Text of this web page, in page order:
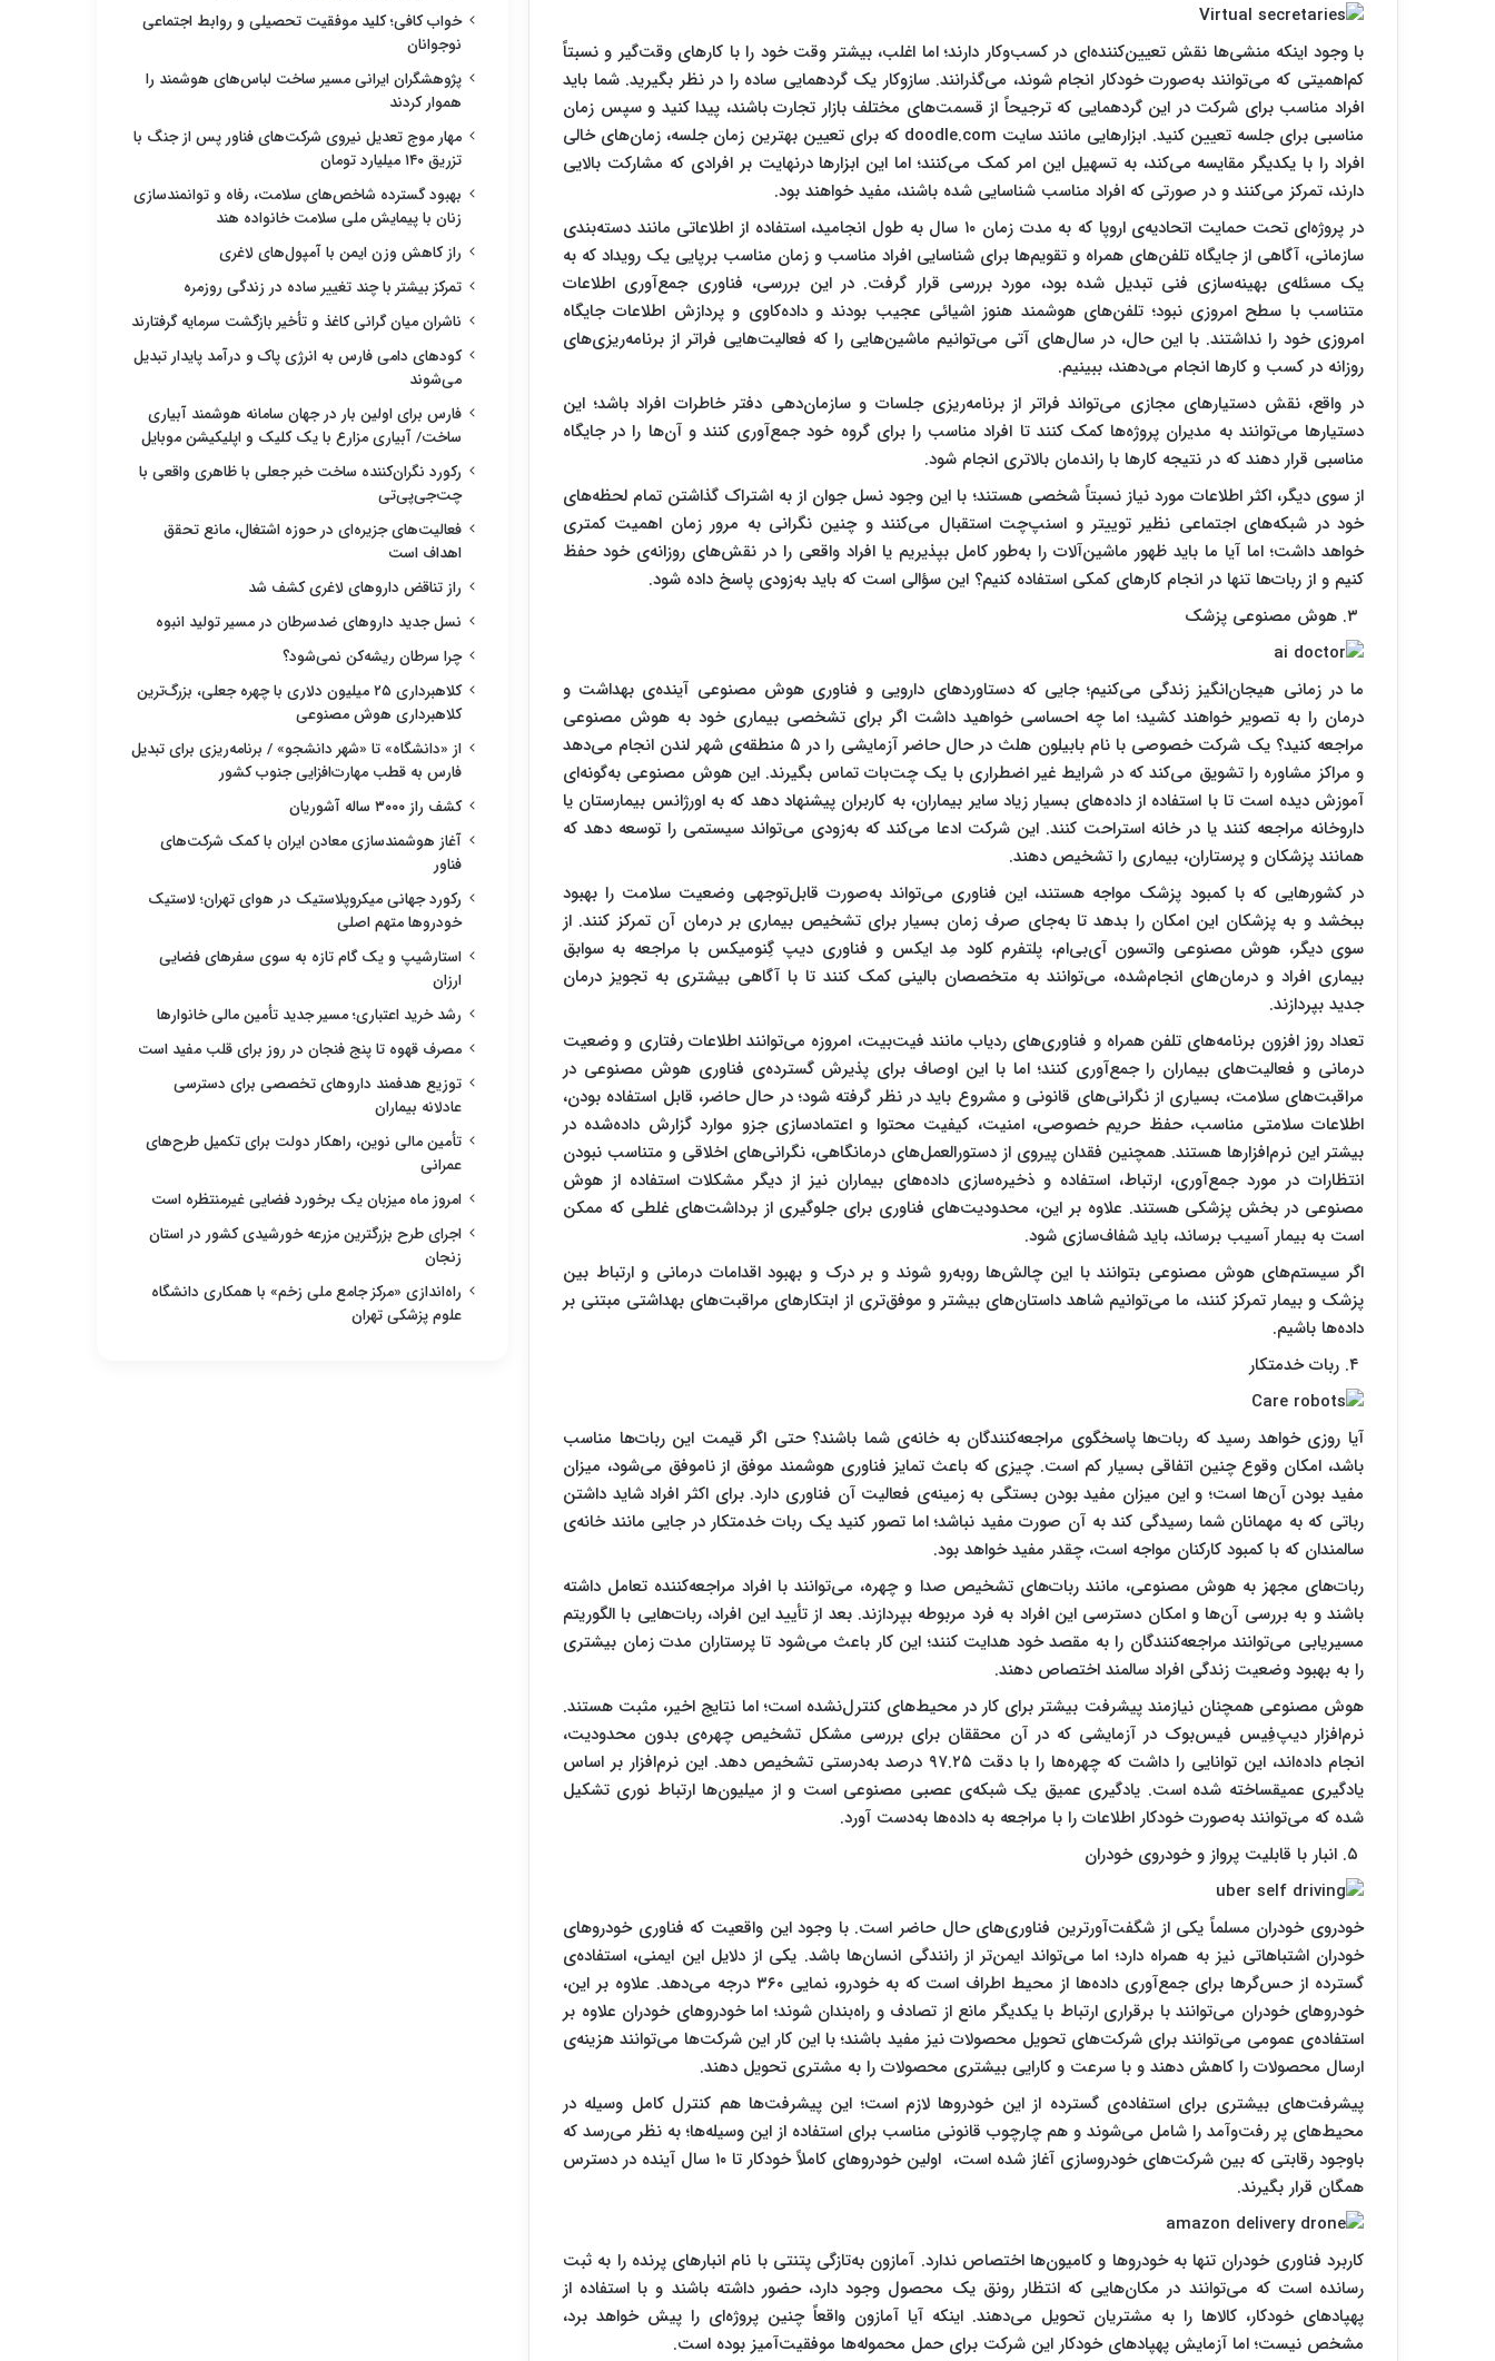
با وجود اینکه منشی‌ها نقش تعیین‌کننده‌ای در کسب‌وکار دارند؛ اما اغلب، بیشتر وقت خود را با کارهای وقت‌گیر و نسبتاً
کم‌اهمیتی که می‌توانند به‌صورت خودکار انجام شوند، می‌گذرانند. سازوکار یک گردهمایی ساده را در نظر بگیرید. شما باید
افراد مناسب برای شرکت در این گردهمایی که ترجیحاً از قسمت‌های مختلف بازار تجارت باشند، پیدا کنید و سپس زمان
مناسبی برای جلسه تعیین کنید. ابزارهایی مانند سایت doodle.com که برای تعیین بهترین زمان جلسه، زمان‌های خالی
افراد را با یکدیگر مقایسه می‌کند، به تسهیل این امر کمک می‌کنند؛ اما این ابزارها درنهایت بر افرادی که مشارکت بالایی
دارند، تمرکز می‌کنند و در صورتی که افراد مناسب شناسایی شده باشند، مفید خواهند بود.
در پروژه‌ای تحت حمایت اتحادیه‌ی اروپا که به مدت زمان ۱۰ سال به طول انجامید، استفاده از اطلاعاتی مانند دسته‌بندی
سازمانی، آگاهی از جایگاه تلفن‌های همراه و تقویم‌ها برای شناسایی افراد مناسب و زمان مناسب برپایی یک رویداد که به
یک مسئله‌ی بهینه‌سازی فنی تبدیل شده بود، مورد بررسی قرار گرفت. در این بررسی، فناوری جمع‌آوری اطلاعات
متناسب با سطح امروزی نبود؛ تلفن‌های هوشمند هنوز اشیائی عجیب بودند و داده‌کاوی و پردازش اطلاعات جایگاه
امروزی خود را نداشتند. با این حال، در سال‌های آتی می‌توانیم ماشین‌هایی را که فعالیت‌هایی فراتر از برنامه‌ریزی‌های
روزانه در کسب و کارها انجام می‌دهند، ببینیم.
در واقع، نقش دستیارهای مجازی می‌تواند فراتر از برنامه‌ریزی جلسات و سازمان‌دهی دفتر خاطرات افراد باشد؛ این
دستیارها می‌توانند به مدیران پروژه‌ها کمک کنند تا افراد مناسب را برای گروه خود جمع‌آوری کنند و آن‌ها را در جایگاه
مناسبی قرار دهند که در نتیجه کارها با راندمان بالاتری انجام شود.
از سوی دیگر، اکثر اطلاعات مورد نیاز نسبتاً شخصی هستند؛ با این وجود نسل جوان از به اشتراک گذاشتن تمام لحظه‌های
خود در شبکه‌های اجتماعی نظیر توییتر و اسنپ‌چت استقبال می‌کنند و چنین نگرانی‌ به‌ مرور زمان اهمیت کمتری
خواهد داشت؛ اما آیا ما باید ظهور ماشین‌آلات را به‌طور کامل بپذیریم یا افراد واقعی را در نقش‌های روزانه‌ی خود حفظ
کنیم و از ربات‌ها تنها در انجام کارهای کمکی استفاده کنیم؟ این سؤالی است که باید به‌زودی پاسخ داده شود.
ما در زمانی هیجان‌انگیز زندگی می‌کنیم؛ جایی که دستاوردهای دارویی و فناوری هوش مصنوعی آینده‌ی بهداشت و
درمان را به تصویر خواهند کشید؛ اما چه احساسی خواهید داشت اگر برای تشخصی بیماری خود به هوش مصنوعی
مراجعه کنید؟ یک شرکت خصوصی با نام بابیلون هلث در حال حاضر آزمایشی را در ۵ منطقه‌ی شهر لندن انجام می‌دهد
و مراکز مشاوره را تشویق می‌کند که در شرایط غیر اضطراری با یک چت‌بات تماس بگیرند. این هوش مصنوعی به‌گونه‌ای
آموزش دیده است تا با استفاده از داده‌های بسیار زیاد سایر بیماران، به کاربران پیشنهاد دهد که به اورژانس بیمارستان یا
داروخانه مراجعه کنند یا در خانه استراحت کنند. این شرکت ادعا می‌کند که به‌زودی می‌تواند سیستمی را توسعه دهد که
همانند پزشکان و پرستاران، بیماری را تشخیص دهند.
در کشورهایی که با کمبود پزشک مواجه هستند، این فناوری می‌تواند به‌صورت قابل‌توجهی وضعیت سلامت را بهبود
ببخشد و به پزشکان این امکان را بدهد تا به‌جای صرف زمان بسیار برای تشخیص بیماری بر درمان آن تمرکز کنند. از
سوی دیگر، هوش مصنوعی واتسون آی‌بی‌ام، پلتفرم کلود مِد ایکس و فناوری دیپ گِنومیکس با مراجعه به سوابق
بیماری افراد و درمان‌های انجام‌شده، می‌توانند به متخصصان بالینی کمک کنند تا با آگاهی بیشتری به تجویز درمان
جدید بپردازند.
تعداد روز افزون برنامه‌های تلفن همراه و فناوری‌های ردیاب مانند فیت‌بیت، امروزه می‌توانند اطلاعات رفتاری و وضعیت
درمانی و فعالیت‌های بیماران را جمع‌آوری کنند؛ اما با این اوصاف برای پذیرش گسترده‌ی فناوری هوش مصنوعی در
مراقبت‌های سلامت، بسیاری از نگرانی‌های قانونی و مشروع باید در نظر گرفته شود؛ در حال حاضر، قابل استفاده بودن،
اطلاعات سلامتی مناسب، حفظ حریم خصوصی، امنیت، کیفیت محتوا و اعتمادسازی جزو موارد گزارش داده‌شده در
بیشتر این نرم‌افزارها هستند. همچنین فقدان پیروی از دستورالعمل‌های درمانگاهی، نگرانی‌های اخلاقی و متناسب نبودن
انتظارات در مورد جمع‌آوری، ارتباط، استفاده و ذخیره‌سازی داده‌های بیماران نیز از دیگر مشکلات استفاده از هوش
مصنوعی در بخش پزشکی هستند. علاوه بر این، محدودیت‌های فناوری برای جلوگیری از برداشت‌های غلطی که ممکن
است به بیمار آسیب برساند، باید شفاف‌سازی شود.
اگر سیستم‌های هوش مصنوعی بتوانند با این چالش‌ها روبه‌رو شوند و بر درک و بهبود اقدامات درمانی و ارتباط بین
پزشک و بیمار تمرکز کنند، ما می‌توانیم شاهد داستان‌های بیشتر و موفق‌تری از ابتکارهای مراقبت‌های بهداشتی مبتنی بر
داده‌ها باشیم.
آیا روزی خواهد رسید که ربات‌ها پاسخگوی مراجعه‌کنندگان به خانه‌ی شما باشند؟ حتی اگر قیمت این ربات‌ها مناسب
باشد، امکان وقوع چنین اتفاقی بسیار کم است. چیزی که باعث تمایز فناوری هوشمند موفق از ناموفق می‌شود، میزان
مفید بودن آن‌ها است؛ و این میزان مفید بودن بستگی به زمینه‌ی فعالیت آن فناوری دارد. برای اکثر افراد شاید داشتن
رباتی که به مهمانان شما رسیدگی کند به آن صورت مفید نباشد؛ اما تصور کنید یک ربات خدمتکار در جایی مانند خانه‌ی
سالمندان که با کمبود کارکنان مواجه است، چقدر مفید خواهد بود.
ربات‌های مجهز به هوش مصنوعی، مانند ربات‌های تشخیص صدا و چهره، می‌توانند با افراد مراجعه‌کننده تعامل داشته
باشند و به بررسی آن‌ها و امکان دسترسی این افراد به فرد مربوطه بپردازند. بعد از تأیید این افراد، ربات‌هایی با الگوریتم
مسیریابی می‌توانند مراجعه‌کنندگان را به مقصد خود هدایت کنند؛ این کار باعث می‌شود تا پرستاران مدت زمان بیشتری
را به بهبود وضعیت زندگی افراد سالمند اختصاص دهند.
هوش مصنوعی همچنان نیازمند پیشرفت بیشتر برای کار در محیط‌های کنترل‌نشده است؛ اما نتایج اخیر، مثبت هستند.
نرم‌افزار دیپ‌فِیس فیس‌بوک در آزمایشی که در آن محققان برای بررسی مشکل تشخیص چهره‌ی بدون محدودیت،
انجام داده‌اند، این توانایی را داشت که چهره‌ها را با دقت ۹۷.۲۵ درصد به‌درستی تشخیص دهد. این نرم‌افزار بر اساس
یادگیری عمیقساخته شده است. یادگیری عمیق یک شبکه‌ی عصبی مصنوعی است و از میلیون‌ها ارتباط نوری تشکیل
شده که می‌توانند به‌صورت خودکار اطلاعات را با مراجعه به داده‌ها به‌دست آورد.
خودروی خودران مسلماً یکی از شگفت‌آورترین فناوری‌های حال حاضر است. با وجود این واقعیت که فناوری خودروهای
خودران اشتباهاتی نیز به همراه دارد؛ اما می‌تواند ایمن‌تر از رانندگی انسان‌ها باشد. یکی از دلایل این ایمنی، استفاده‌ی
گسترده از حس‌گرها برای جمع‌آوری داده‌ها از محیط اطراف است که به خودرو، نمایی ۳۶۰ درجه می‌دهد. علاوه بر این،
خودروهای خودران می‌توانند با برقراری ارتباط با یکدیگر مانع از تصادف و راه‌بندان ‌شوند؛ اما خودروهای خودران علاوه بر
استفاده‌ی عمومی می‌توانند برای شرکت‌های تحویل محصولات نیز مفید باشند؛ با این کار این شرکت‌ها می‌توانند هزینه‌ی
ارسال محصولات را کاهش دهند و با سرعت و کارایی بیشتری محصولات را به مشتری تحویل دهند.
پیشرفت‌های بیشتری برای استفاده‌ی گسترده از این خودروها لازم است؛ این پیشرفت‌ها هم کنترل کامل وسیله در
محیط‌های پر رفت‌وآمد را شامل می‌شوند و هم چارچوب قانونی مناسب برای استفاده از این وسیله‌ها؛ به نظر می‌رسد که
باوجود رقابتی که بین شرکت‌های خودروسازی آغاز شده است، اولین خودروهای کاملاً خودکار تا ۱۰ سال آینده در دسترس
همگان قرار بگیرند.
کاربرد فناوری خودران تنها به خودروها و کامیون‌ها اختصاص ندارد. آمازون به‌تازگی پتنتی با نام انبارهای پرنده را به ثبت
رسانده است که می‌توانند در مکان‌هایی که انتظار رونق یک محصول وجود دارد، حضور داشته باشند و با استفاده از
پهپادهای خودکار، کالاها را به مشتریان تحویل می‌دهند. اینکه آیا آمازون واقعاً چنین پروژه‌ای را پیش خواهد برد،
مشخص نیست؛ اما آزمایش پهپادهای خودکار این شرکت برای حمل محموله‌ها موفقیت‌آمیز بوده است.
خواب کافی؛ کلید موفقیت تحصیلی و روابط اجتماعی
نوجوانان
پژوهشگران ایرانی مسیر ساخت لباس‌های هوشمند را
هموار کردند
مهار موج تعدیل نیروی شرکت‌های فناور پس از جنگ با
تزریق ۱۴۰ میلیارد تومان
بهبود گسترده شاخص‌های سلامت، رفاه و توانمندسازی
زنان با پیمایش ملی سلامت خانواده هند
راز کاهش وزن ایمن با آمپول‌های لاغری
تمرکز بیشتر با چند تغییر ساده در زندگی روزمره
ناشران میان گرانی کاغذ و تأخیر بازگشت سرمایه گرفتارند
کودهای دامی فارس به انرژی پاک و درآمد پایدار تبدیل
می‌شوند
فارس برای اولین بار در جهان سامانه هوشمند آبیاری
ساخت/ آبیاری مزارع با یک کلیک و اپلیکیشن موبایل
رکورد نگران‌کننده ساخت خبر جعلی با ظاهری واقعی با
چت‌جی‌پی‌تی
فعالیت‌های جزیره‌ای در حوزه اشتغال، مانع تحقق
اهداف است
راز تناقض داروهای لاغری کشف شد
نسل جدید داروهای ضدسرطان در مسیر تولید انبوه
چرا سرطان ریشه‌کن نمی‌شود؟
کلاهبرداری ۲۵ میلیون دلاری با چهره جعلی، بزرگ‌ترین
کلاهبرداری هوش مصنوعی
از «دانشگاه» تا «شهر دانشجو» / برنامه‌ریزی برای تبدیل
فارس به قطب مهارت‌افزایی جنوب کشور
کشف راز ۳۰۰۰ ساله آشوریان
آغاز هوشمندسازی معادن ایران با کمک شرکت‌های
فناور
رکورد جهانی میکروپلاستیک در هوای تهران؛ لاستیک
خودروها متهم اصلی
استارشیپ و یک گام تازه به سوی سفرهای فضایی
ارزان
رشد خرید اعتباری؛ مسیر جدید تأمین مالی خانوارها
مصرف قهوه تا پنج فنجان در روز برای قلب مفید است
توزیع هدفمند داروهای تخصصی برای دسترسی
عادلانه بیماران
تأمین مالی نوین، راهکار دولت برای تکمیل طرح‌های
عمرانی
امروز ماه میزبان یک برخورد فضایی غیرمنتظره است
اجرای طرح بزرگترین مزرعه خورشیدی کشور در استان
زنجان
راه‌اندازی «مرکز جامع ملی زخم» با همکاری دانشگاه
علوم پزشکی تهران